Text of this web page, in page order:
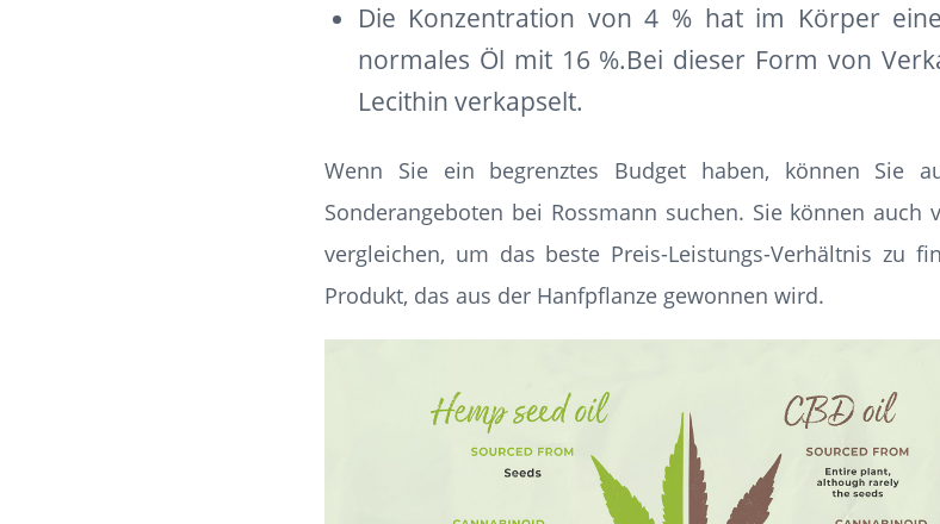
Die Konzentration von 4 % hat im Körper
normales Öl mit 16 %.Bei dieser Form von
Lecithin verkapselt.
Wenn Sie ein begrenztes Budget haben, können Sie
Sonderangeboten bei Rossmann suchen. Sie können auch
vergleichen, um das beste Preis-Leistungs-Verhältnis zu
Produkt, das aus der Hanfpflanze gewonnen wird.